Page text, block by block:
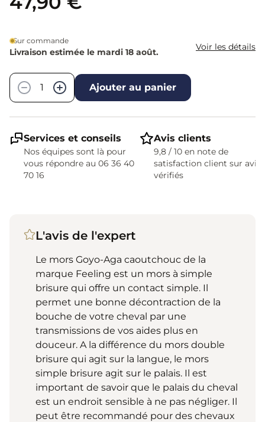
Sur commande
Livraison estimée le mardi 18 août. Voir les détails
−
+ Ajouter au panier
Services et conseils
Nos équipes sont là pour
vous répondre au 06 36 40
70 16
Avis clients
9,8 / 10 en note de
satisfaction client sur avis
vérifiés
L'avis de l'expert
Le mors Goyo-Aga caoutchouc de la
marque Feeling est un mors à simple
brisure qui offre un contact simple. Il
permet une bonne décontraction de la
bouche de votre cheval par une
transmissions de vos aides plus en
douceur. A la différence du mors double
brisure qui agit sur la langue, le mors
simple brisure agit sur le palais. Il est
important de savoir que le palais du cheval
est un endroit sensible à ne pas négliger. Il
peut être recommandé pour des chevaux